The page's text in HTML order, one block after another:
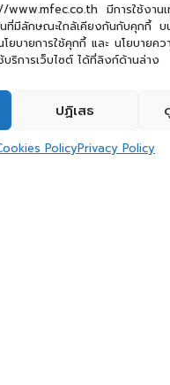
มีการใช้งานเ
ที่มีลักษณะใกล้เคียงกันกับคุกกี้ บ
ยบายการใช้คุกกี้ และ นโยบายค
ริการเว็บไซต์ ได้ที่ลิงก์ด้านล่าง
ปฏิเสธ
PolicyPrivacy Policy